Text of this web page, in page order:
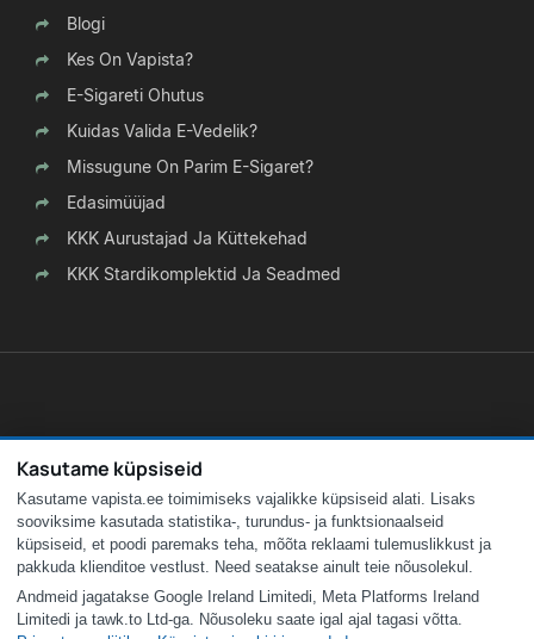
Blogi
Kes On Vapista?
E-Sigareti Ohutus
Kuidas Valida E-Vedelik?
Missugune On Parim E-Sigaret?
Edasimüüjad
KKK Aurustajad Ja Küttekehad
KKK Stardikomplektid Ja Seadmed
Kasutame küpsiseid
Kasutame vapista.ee toimimiseks vajalikke küpsiseid alati. Lisaks
sooviksime kasutada statistika-, turundus- ja funktsionaalseid
küpsiseid, et poodi paremaks teha, mõõta reklaami tulemuslikkust ja
pakkuda klienditoe vestlust. Need seatakse ainult teie nõusolekul.
Andmeid jagatakse Google Ireland Limitedi, Meta Platforms Ireland
Limitedi ja tawk.to Ltd-ga. Nõusoleku saate igal ajal tagasi võtta.